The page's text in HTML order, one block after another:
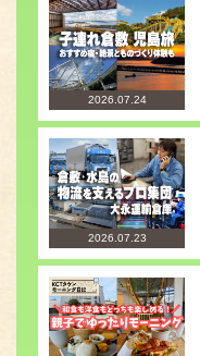
2026.07.24
2026.07.23